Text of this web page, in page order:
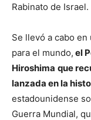
Rabinato de Israel.
Se llevó a cabo
para el mundo, el
Hiroshima que
lanzada en la
estadounidense
Guerra Mundial,